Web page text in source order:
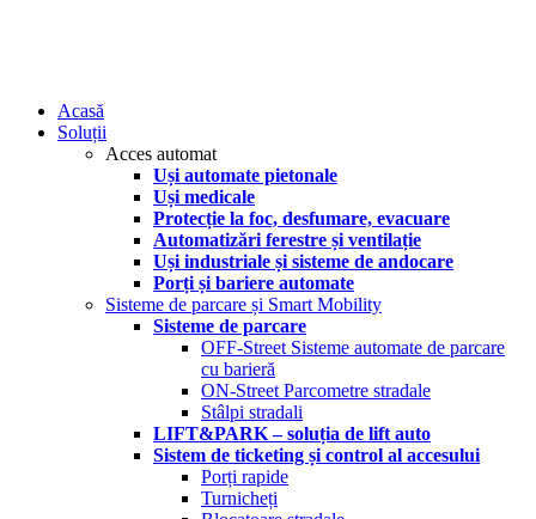
Acasă
Soluții
Acces automat
Uși automate pietonale
Uși medicale
Protecție la foc, desfumare, evacuare
Automatizări ferestre și ventilație
Uși industriale și sisteme de andocare
Porți și bariere automate
Sisteme de parcare și Smart Mobility
Sisteme de parcare
OFF-Street Sisteme automate de parcare
cu barieră
ON-Street Parcometre stradale
Stâlpi stradali
LIFT&PARK – soluția de lift auto
Sistem de ticketing și control al accesului
Porți rapide
Turnicheți